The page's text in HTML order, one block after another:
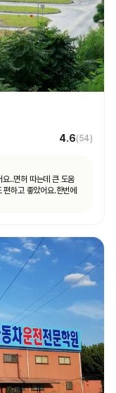
4.6(54)
하고 좋았어요.한번에